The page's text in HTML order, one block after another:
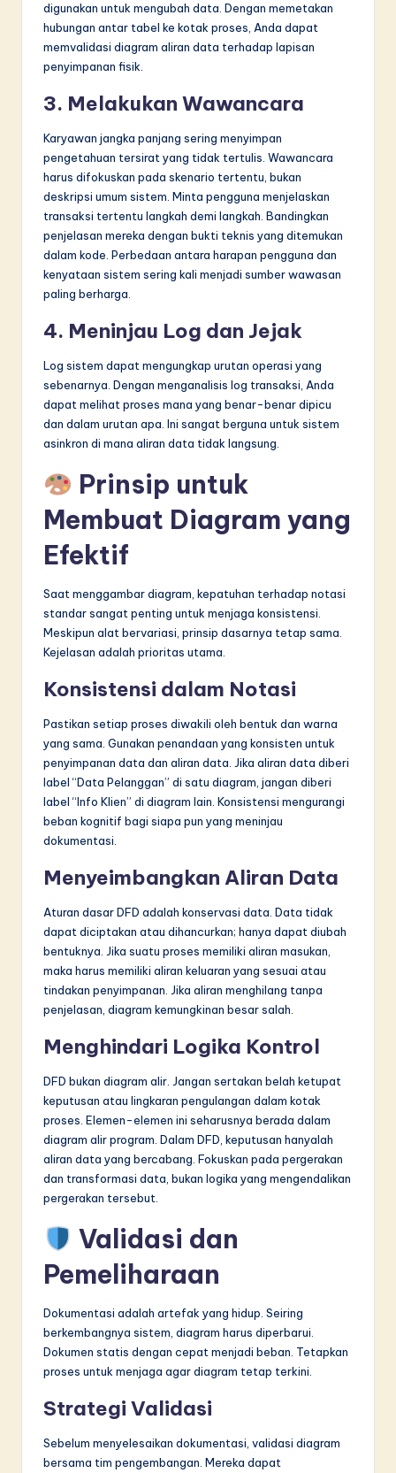
digunakan untuk mengubah data. Dengan memetakan
hubungan antar tabel ke kotak proses, Anda dapat
memvalidasi diagram aliran data terhadap lapisan
penyimpanan fisik.
3. Melakukan Wawancara
Karyawan jangka panjang sering menyimpan
pengetahuan tersirat yang tidak tertulis. Wawancara
harus difokuskan pada skenario tertentu, bukan
deskripsi umum sistem. Minta pengguna menjelaskan
transaksi tertentu langkah demi langkah. Bandingkan
penjelasan mereka dengan bukti teknis yang ditemukan
dalam kode. Perbedaan antara harapan pengguna dan
kenyataan sistem sering kali menjadi sumber wawasan
paling berharga.
4. Meninjau Log dan Jejak
Log sistem dapat mengungkap urutan operasi yang
sebenarnya. Dengan menganalisis log transaksi, Anda
dapat melihat proses mana yang benar-benar dipicu
dan dalam urutan apa. Ini sangat berguna untuk sistem
asinkron di mana aliran data tidak langsung.
Prinsip untuk
Membuat Diagram yang
Efektif
Saat menggambar diagram, kepatuhan terhadap notasi
standar sangat penting untuk menjaga konsistensi.
Meskipun alat bervariasi, prinsip dasarnya tetap sama.
Kejelasan adalah prioritas utama.
Konsistensi dalam Notasi
Pastikan setiap proses diwakili oleh bentuk dan warna
yang sama. Gunakan penandaan yang konsisten untuk
penyimpanan data dan aliran data. Jika aliran data diberi
label “Data Pelanggan” di satu diagram, jangan diberi
label “Info Klien” di diagram lain. Konsistensi mengurangi
beban kognitif bagi siapa pun yang meninjau
dokumentasi.
Menyeimbangkan Aliran Data
Aturan dasar DFD adalah konservasi data. Data tidak
dapat diciptakan atau dihancurkan; hanya dapat diubah
bentuknya. Jika suatu proses memiliki aliran masukan,
maka harus memiliki aliran keluaran yang sesuai atau
tindakan penyimpanan. Jika aliran menghilang tanpa
penjelasan, diagram kemungkinan besar salah.
Menghindari Logika Kontrol
DFD bukan diagram alir. Jangan sertakan belah ketupat
keputusan atau lingkaran pengulangan dalam kotak
proses. Elemen-elemen ini seharusnya berada dalam
diagram alir program. Dalam DFD, keputusan hanyalah
aliran data yang bercabang. Fokuskan pada pergerakan
dan transformasi data, bukan logika yang mengendalikan
pergerakan tersebut.
Validasi dan
Pemeliharaan
Dokumentasi adalah artefak yang hidup. Seiring
berkembangnya sistem, diagram harus diperbarui.
Dokumen statis dengan cepat menjadi beban. Tetapkan
proses untuk menjaga agar diagram tetap terkini.
Strategi Validasi
Sebelum menyelesaikan dokumentasi, validasi diagram
bersama tim pengembangan. Mereka dapat